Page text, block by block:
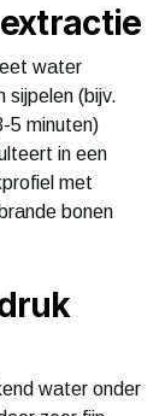
water
sijpelen (bijv.
5 minuten)
in een
met
bonen
water onder